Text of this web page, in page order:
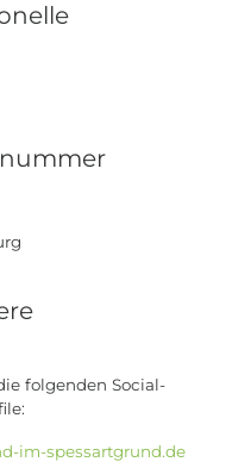
folgenden Social-
im-spessartgrund.de